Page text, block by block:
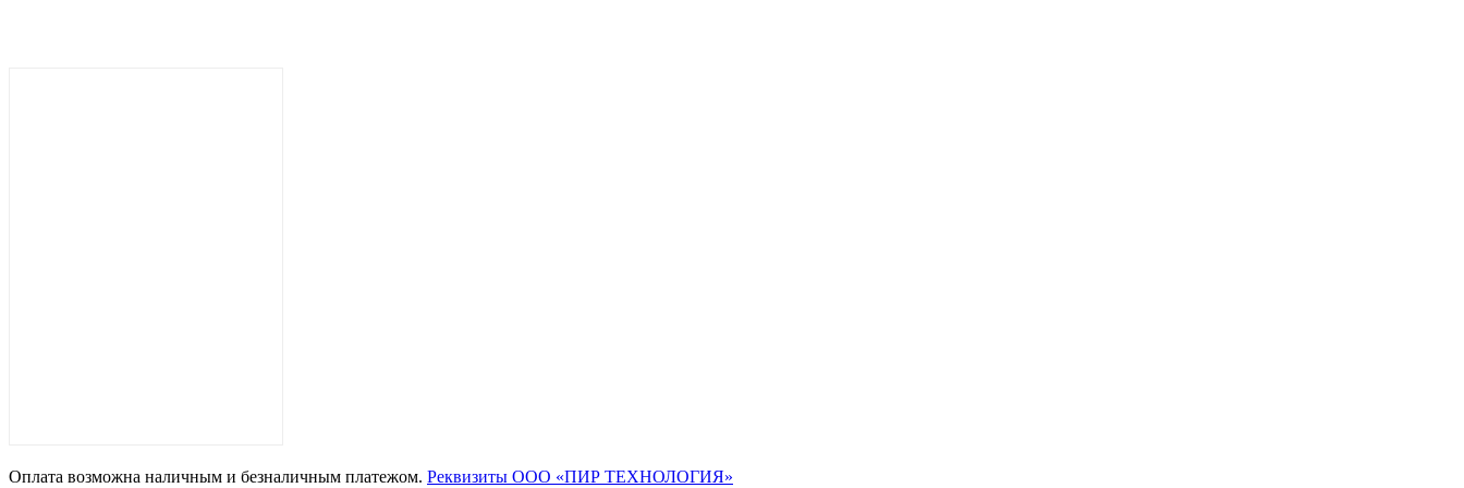
Оплата возможна наличным и безналичным платежом. Реквизиты ООО «ПИР ТЕХНОЛОГИЯ»